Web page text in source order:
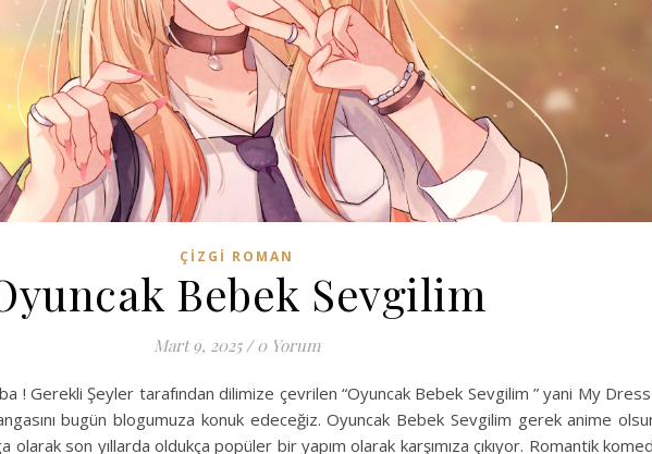
ÇIZGI ROMAN
Bebek Sevgilim
Mart 9, 2025 / 0 Yorum
! Gerekli Şeyler tarafından dilimize çevrilen “Oyuncak Bebek Sevgilim ” yani My
bugün blogumuza konuk edeceğiz. Oyuncak Bebek Sevgilim gerek anime
olarak son yıllarda oldukça popüler bir yapım olarak karşımıza çıkıyor. Romantik